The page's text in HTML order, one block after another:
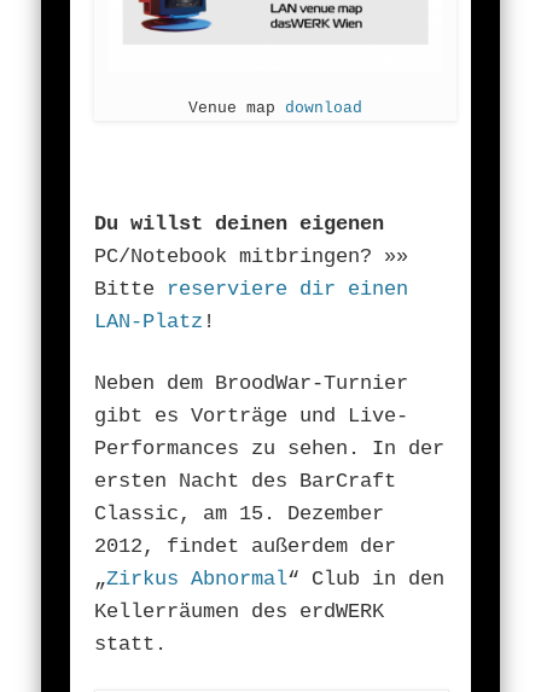
Venue map download
Du willst deinen eigenen
PC/Notebook mitbringen? »»
Bitte reserviere dir einen
LAN-Platz !
Neben dem BroodWar-Turnier
gibt es Vorträge und Live-
Performances zu sehen. In der
ersten Nacht des BarCraft
Classic, am 15. Dezember
2012, findet außerdem der
„Zirkus Abnormal“ Club in den
Kellerräumen des erdWERK
statt.